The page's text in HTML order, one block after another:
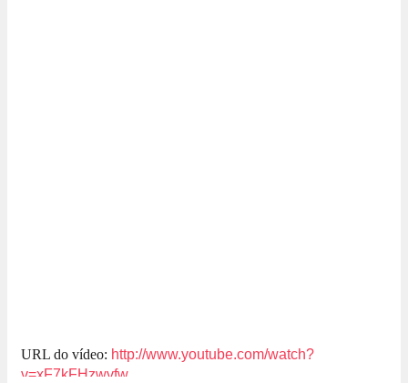
URL do vídeo: http://www.youtube.com/watch?
v=xF7kFHzwvfw